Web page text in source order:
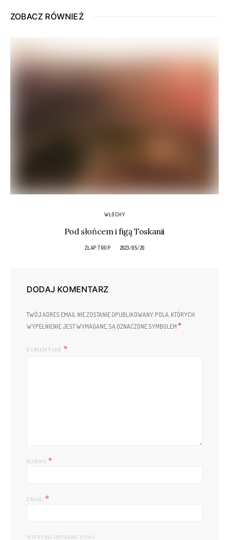
ZOBACZ RÓWNIEŻ
WŁOCHY
Pod słońcem i figą Toskanii
ZŁAP TROP 2023/05/20
DODAJ KOMENTARZ
TWÓJ ADRES EMAIL NIE ZOSTANIE OPUBLIKOWANY. POLA, KTÓRYCH
WYPEŁNIENIE JEST WYMAGANE, SĄ OZNACZONE SYMBOLEM *
KOMENTARZ
NAZWA *
EMAIL *
WITRYNA INTERNETOWA